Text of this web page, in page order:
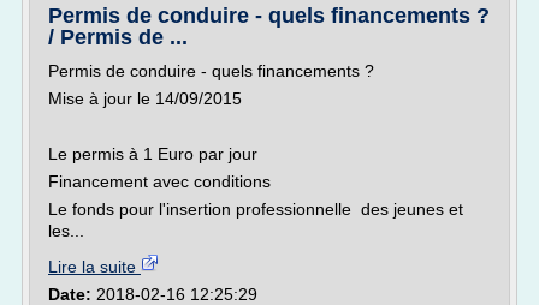
Permis de conduire - quels financements ?
/ Permis de ...
Permis de conduire - quels financements ?
Mise à jour le 14/09/2015
Le permis à 1 Euro par jour
Financement avec conditions
Le fonds pour l'insertion professionnelle des jeunes et
les...
Lire la suite
Date: 2018-02-16 12:25:29